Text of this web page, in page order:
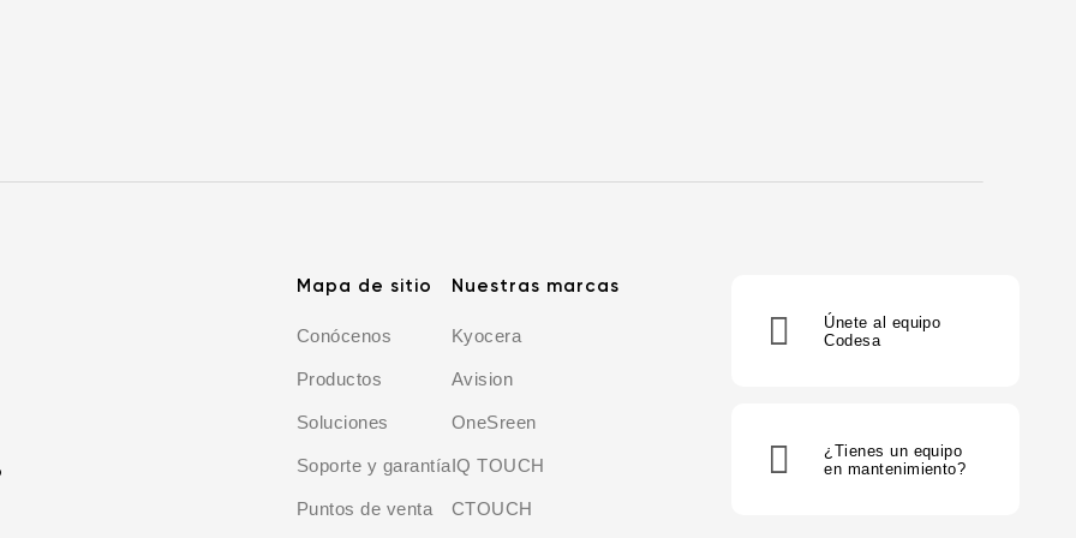
Mapa de sitio
Conócenos
Productos
Soluciones
Soporte y garantía
Puntos de venta
Nuestras marcas
Kyocera
Avision
OneSreen
IQ TOUCH
CTOUCH
Únete al equipo
Codesa
¿Tienes un equipo
en mantenimiento?